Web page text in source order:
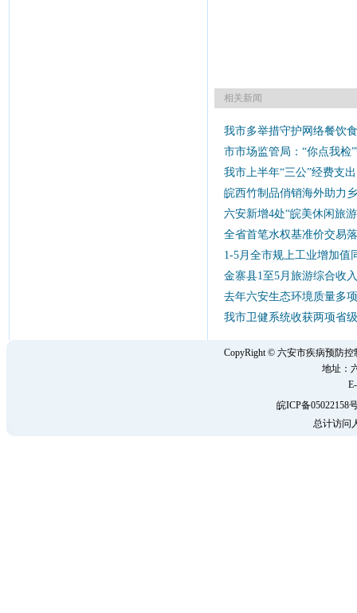
相关新闻
我市多举措守护网络餐饮
市市场监管局：“你点我检
我市上半年“三公”经费支
皖西竹制品俏销海外助力
六安新增4处“皖美休闲旅
全省首笔水权基准价交易
1-5月全市规上工业增加值
金寨县1至5月旅游综合收
去年六安生态环境质量多
我市卫健系统收获两项省
CopyRight © 六安市疾病预防
地址：
皖ICP备05022158
总计访问